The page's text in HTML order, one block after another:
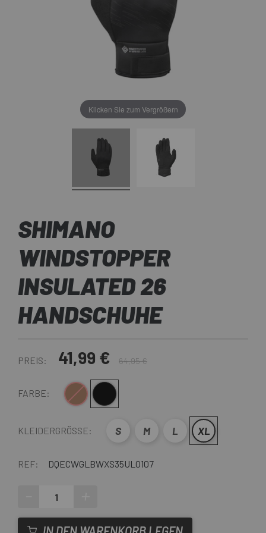
Klicken Sie zum Vergrößern
SHIMANO
WINDSTOPPER
INSULATED 26
HANDSCHUHE
PREIS: 41,99 € 64,95 €
FARBE: BraunSchwarz
KLEIDERGRÖSSE: S M L XL
REF: DQECWGLBWXS35UL0107